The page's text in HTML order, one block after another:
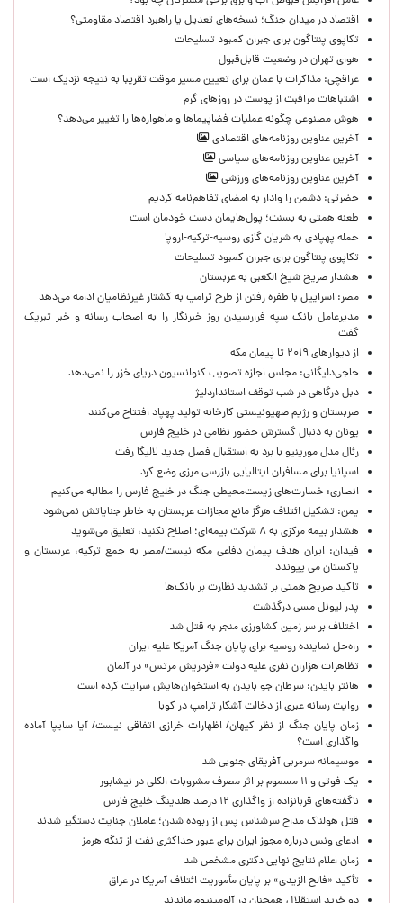
اقتصاد در میدان جنگ؛ نسخه‌های تعدیل یا راهبرد اقتصاد مقاومتی؟
تکاپوی پنتاگون برای جبران کمبود تسلیحات
هوای تهران در وضعیت قابل‌قبول
عراقچی: مذاکرات با عمان برای تعیین مسیر موقت تقریبا به نتیجه نزدیک است
اشتباهات مراقبت از پوست در روزهای گرم
هوش مصنوعی چگونه عملیات فضاپیماها و ماهواره‌ها را تغییر می‌دهد؟
آخرین عناوین روزنامه‌های اقتصادی
آخرین عناوین روزنامه‌های سیاسی
آخرین عناوین روزنامه‌های ورزشی
حضرتی: دشمن را وادار به امضای تفاهم‌نامه کردیم
طعنه همتی به بسنت؛ پول‌هایمان دست خودمان است
حمله پهپادی به شریان گازی روسیه-ترکیه-اروپا
تکاپوی پنتاگون برای جبران کمبود تسلیحات
هشدار صریح شیخ الکعبی به عربستان
مصر: اسراییل با طفره رفتن از طرح ترامپ به کشتار غیرنظامیان ادامه می‌دهد
مدیرعامل بانک سپه فرارسیدن روز خبرنگار را به اصحاب رسانه و خبر تبریک
گفت
از دیوارهای ۲۰۱۹ تا پیمان مکه
حاجی‌دلیگانی: مجلس اجازه تصویب کنوانسیون دریای خزر را نمی‌دهد
دبل درگاهی در شب توقف استانداردلیژ
صربستان و رژیم صهیونیستی کارخانه تولید پهپاد افتتاح می‌کنند
یونان به دنبال گسترش حضور نظامی در خلیج فارس
رئال مدل مورینیو با برد به استقبال فصل جدید لالیگا رفت
اسپانیا برای مسافران ایتالیایی بازرسی مرزی وضع کرد
انصاری: خسارت‌های زیست‌محیطی جنگ در خلیج فارس را مطالبه‌ می‌کنیم
یمن: تشکیل ائتلاف هرگز مانع مجازات عربستان به خاطر جنایاتش نمی‌شود
هشدار بیمه مرکزی به ۸ شرکت بیمه‌ای؛ اصلاح نکنید، تعلیق می‌شوید
فیدان: ایران هدف پیمان دفاعی مکه نیست/مصر به جمع ترکیه، عربستان و
پاکستان می پیوندد
تاکید صریح همتی بر تشدید نظارت بر بانک‌ها
پدر لیونل مسی درگذشت
اختلاف بر سر زمین کشاورزی منجر به قتل شد
راه‌حل نماینده روسیه برای پایان جنگ آمریکا علیه ایران
تظاهرات هزاران نفری علیه دولت «فردریش مرتس» در آلمان
هانتر بایدن: سرطان جو بایدن به استخوان‌هایش سرایت کرده است
روایت رسانه عبری از دخالت آشکار ترامپ در کوبا
زمان پایان جنگ از نظر کیهان/ اظهارات خرازی اتفاقی نیست/ آیا سایپا آماده
واگذاری است؟
موسیمانه سرمربی آفریقای جنوبی شد
یک فوتی و ۱۱ مسموم بر اثر مصرف مشروبات الکلی در نیشابور
ناگفته‌های قربانزاده از واگذاری ۱۲ درصد هلدینگ خلیج فارس
قتل هولناک مداح سرشناس پس از ربوده شدن؛ عاملان جنایت دستگیر شدند
ادعای ونس درباره مجوز ایران برای عبور حداکثری نفت از تنگه هرمز
زمان اعلام نتایج نهایی دکتری مشخص شد
تأکید «فالح الزیدی» بر پایان مأموریت ائتلاف آمریکا در عراق